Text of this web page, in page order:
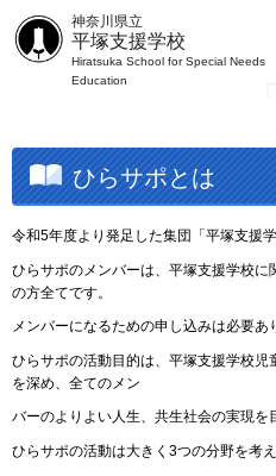
神奈川県立
平塚支援学校
Hiratsuka School for Special Needs
Education
ひらサポとは
令和5年度より発足した集団「平塚支援
ひらサポのメンバーは、平塚支援学校
の方全てです。
メンバーになるための申し込みは必要あ
ひらサポの活動目的は、平塚支援学校児
を深め、全てのメン
バーのよりよい人生、共生社会の実現を
ひらサポの活動は大きく3つの分野を考え